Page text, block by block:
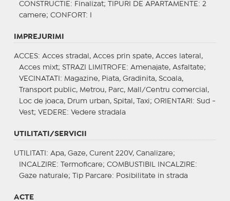
CONSTRUCTIE : Finalizat; TIPURI DE APARTAMENTE : 2
camere; CONFORT : I
IMPREJURIMI
ACCES: Acces stradal, Acces prin spate, Acces lateral,
Acces mixt; STRAZI LIMITROFE : Amenajate, Asfaltate;
VECINATATI : Magazine, Piata, Gradinita, Scoala,
Transport public, Metrou, Parc, Mall/Centru comercial,
Loc de joaca, Drum urban, Spital, Taxi; ORIENTARI : Sud -
Vest; VEDERE : Vedere stradala
UTILITATI/SERVICII
UTILITATI : Apa, Gaze, Curent 220V, Canalizare;
INCALZIRE : Termoficare; COMBUSTIBIL INCALZIRE :
Gaze naturale;
Tip Parcare: Posibilitate in strada
ACTE